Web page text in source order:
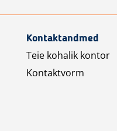
Kontaktandmed
Teie kohalik kontor
Kontaktvorm